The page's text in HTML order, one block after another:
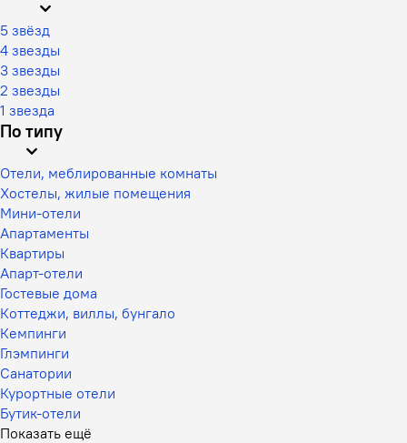
5 звёзд
4 звезды
3 звезды
2 звезды
1 звезда
По типу
Отели, меблированные комнаты
Хостелы, жилые помещения
Мини-отели
Апартаменты
Квартиры
Апарт-отели
Гостевые дома
Коттеджи, виллы, бунгало
Кемпинги
Глэмпинги
Санатории
Курортные отели
Бутик-отели
Показать ещё